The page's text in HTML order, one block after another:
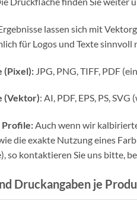
lassen sich mit
für Logos und Texte sinnvoll
(Pixel): JPG, PNG, TIFF, PDF
(Vektor): AI, PDF, EPS, PS,
Profile:Auch wenn wir
die exakte Nutzung eines
so kontaktieren Sie uns bitte,
Druckangaben je